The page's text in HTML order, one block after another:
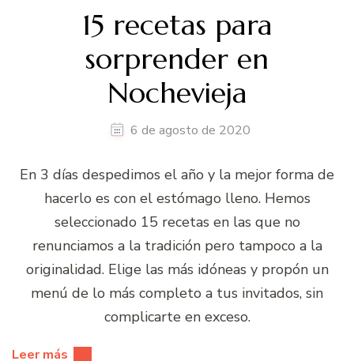
15 recetas para
sorprender en
Nochevieja
6 de agosto de 2020
En 3 días despedimos el año y la mejor forma de
hacerlo es con el estómago lleno. Hemos
seleccionado 15 recetas en las que no
renunciamos a la tradición pero tampoco a la
originalidad. Elige las más idóneas y propón un
menú de lo más completo a tus invitados, sin
complicarte en exceso.
Leer más